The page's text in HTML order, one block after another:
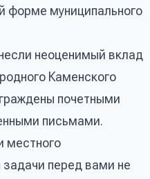
форме муниципального
неоценимый вклад
Каменского
почетными
письмами.
перед вами не